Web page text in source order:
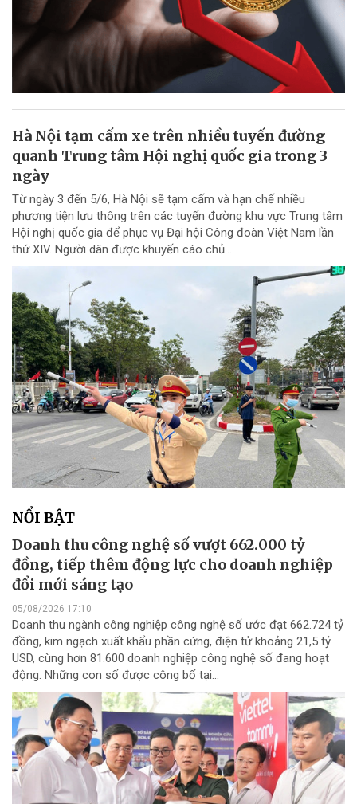
Hà Nội tạm cấm xe trên nhiều tuyến đường
quanh Trung tâm Hội nghị quốc gia trong 3
ngày
Từ ngày 3 đến 5/6, Hà Nội sẽ tạm cấm và hạn chế nhiều
phương tiện lưu thông trên các tuyến đường khu vực Trung tâm
Hội nghị quốc gia để phục vụ Đại hội Công đoàn Việt Nam lần
thứ XIV. Người dân được khuyến cáo chủ...
NỔI BẬT
Doanh thu công nghệ số vượt 662.000 tỷ
đồng, tiếp thêm động lực cho doanh nghiệp
đổi mới sáng tạo
05/08/2026 17:10
Doanh thu ngành công nghiệp công nghệ số ước đạt 662.724 tỷ
đồng, kim ngạch xuất khẩu phần cứng, điện tử khoảng 21,5 tỷ
USD, cùng hơn 81.600 doanh nghiệp công nghệ số đang hoạt
động. Những con số được công bố tại...